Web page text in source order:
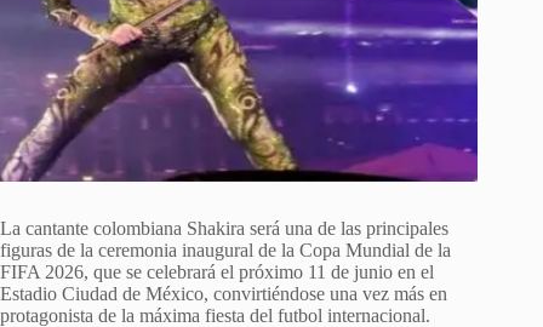
La cantante colombiana Shakira será una de las principales
figuras de la ceremonia inaugural de la Copa Mundial de la
FIFA 2026, que se celebrará el próximo 11 de junio en el
Estadio Ciudad de México, convirtiéndose una vez más en
protagonista de la máxima fiesta del futbol internacional.